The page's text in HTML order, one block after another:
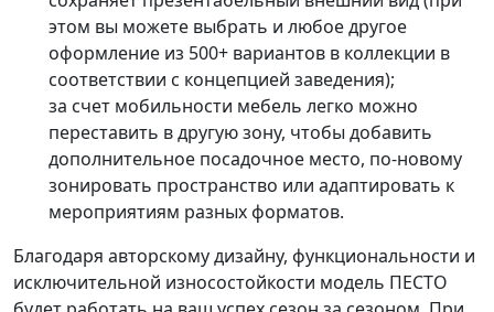
этом вы можете выбрать и любое другое
оформление из 500+ вариантов в коллекции в
соответствии с концепцией заведения);
за счет мобильности мебель легко можно
переставить в другую зону, чтобы добавить
дополнительное посадочное место, по-новому
зонировать пространство или адаптировать к
мероприятиям разных форматов.
Благодаря авторскому дизайну, функциональности и
исключительной износостойкости модель ПЕСТО